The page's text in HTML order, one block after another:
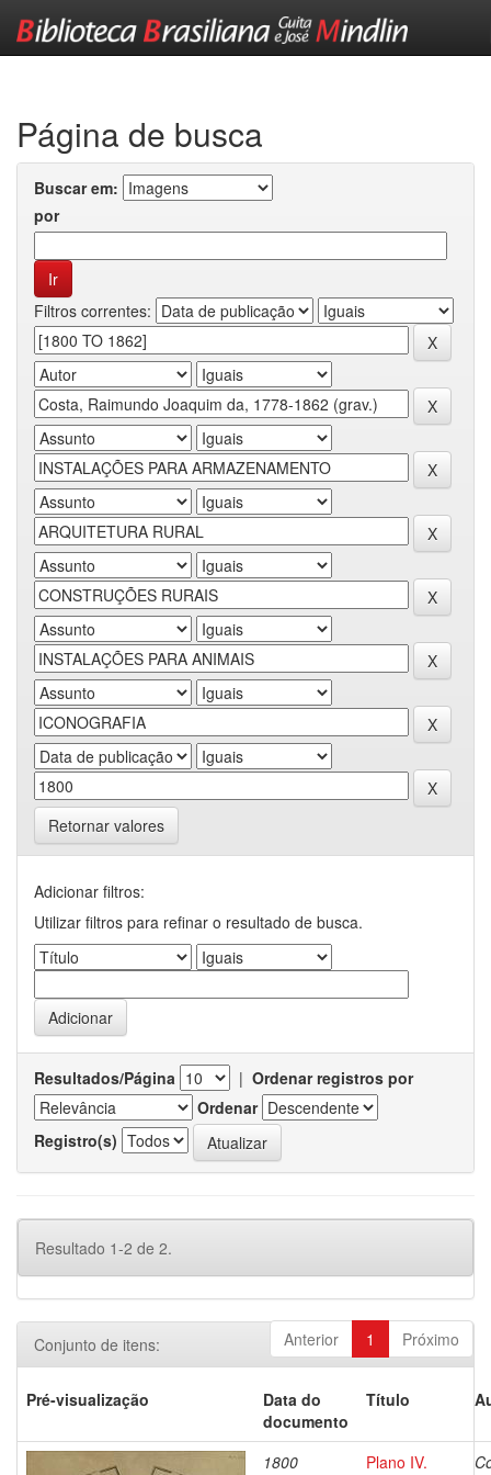
Página de busca
Buscar em:
por
Filtros correntes:
Retornar valores
Adicionar filtros:
Utilizar filtros para refinar o resultado de busca.
Resultados/Página | Ordenar registros por
Ordenar
Registro(s)
Resultado 1-2 de 2.
Anterior 1 Próximo
Conjunto de itens:
Pré-visualização
Data do
documento
Título
1800
Plano IV.